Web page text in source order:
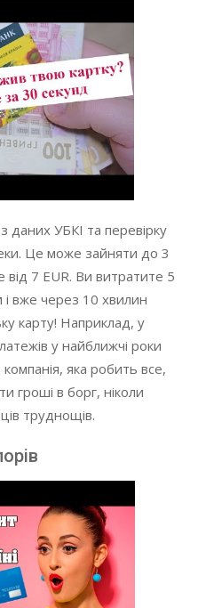
даних УБКІ та перевірку
Це може зайняти до 3
7 EUR. Ви витратите 5
вже через 10 хвилин
карту! Наприклад, у
у найближчі роки
яка робить все,
гроші в борг, ніколи
труднощів.